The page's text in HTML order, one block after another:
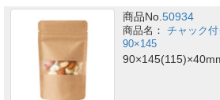
商品No.50934
チャック
90×145